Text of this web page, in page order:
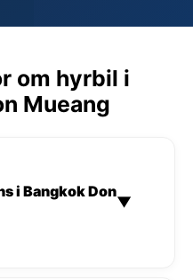
om hyrbil i
Mueang
i Bangkok Don
▼